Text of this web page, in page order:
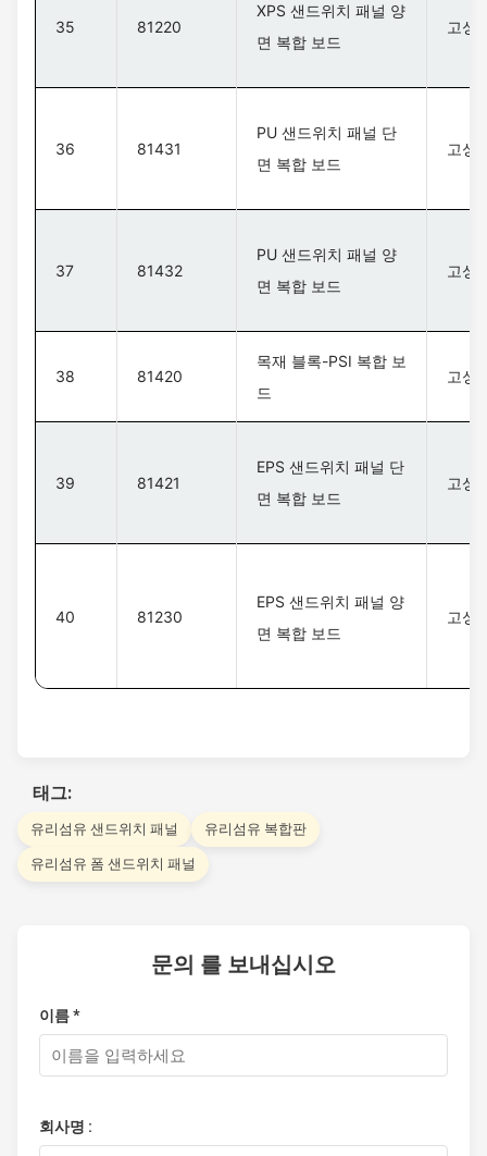
35 81220
XPS 샌드위치 패널 양
면 복합 보드
고성
36 81431
PU 샌드위치 패널 단
면 복합 보드
고성
37 81432
PU 샌드위치 패널 양
면 복합 보드
고성
38 81420
목재 블록-PSI 복합 보
드
고성
39 81421
EPS 샌드위치 패널 단
면 복합 보드
고성
40 81230
EPS 샌드위치 패널 양
면 복합 보드
고성
태그:
유리섬유 샌드위치 패널 유리섬유 복합판
유리섬유 폼 샌드위치 패널
문의 를 보내십시오
이름 *
회사명 :